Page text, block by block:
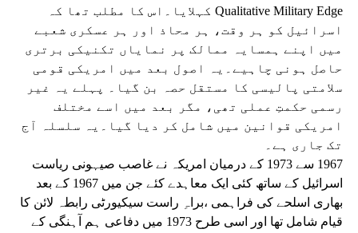
Qualitative Military Edge کہلایا۔اس کا مطلب تھا کہ
اسرائیل کو ہر وقت، ہر محاذ اور ہر عسکری شعبے
میں اپنے ہمسایہ ممالک پر نمایاں تکنیکی برتری
حاصل ہونی چاہیے۔یہ اصول بعد میں امریکی قومی
سلامتی پالیسی کا مستقل حصہ بن گیا۔ پہلے یہ غیر
رسمی حکمتِ عملی تھی، مگر بعد میں اسے مختلف
امریکی قوانین میں شامل کر دیا گیا۔یہ سلسلہ آج
تک جاری ہے۔
1967 سے 1973 کے درمیان امریکہ نے غاصب صیہونی ریاست
اسرائیل کے ساتھ کئی ایک معاہدے کئے جن میں 1967 کے بعد
بھاری اسلحے کی فراہمی ،براہِ راست سیکیورٹی رابطہ لائن کا
قیام شامل تھا اور اسی طرح 1973 میں دفاعی ہم آہنگی کے